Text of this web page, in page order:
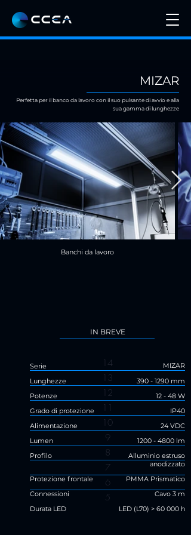
MIZAR
Perfetta per il banco da lavoro con il suo pulsante di avvio e alla
sua gamma di lunghezze
Banchi da lavoro
IN BREVE
14
13
12
11
10
9
8
7
6
5
Serie
MIZAR
Lunghezze
390 - 1290 mm
Potenze
Grado di protezione
Alimentazione
Lumen
Profilo
Protezione frontale
Connessioni
Durata LED
LED (L70) > 60 000 h
Cavo 3 m
PMMA Prismatico
Alluminio estruso
anodizzato
1200 - 4800 lm
24 VDC
IP40
12 - 48 W